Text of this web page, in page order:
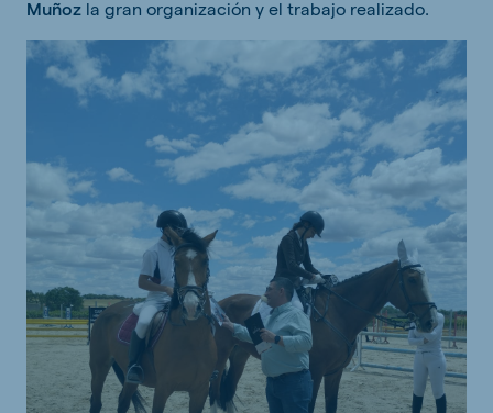
Muñoz la gran organización y el trabajo realizado.